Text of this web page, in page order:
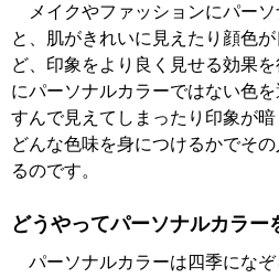
メイクやファッションにパーソ
と、肌がきれいに見えたり顔色
ど、印象をより良く見せる効果
にパーソナルカラーではない色
すんで見えてしまったり印象が暗
どんな色味を身につけるかでそ
るのです。
どうやってパーソナルカラー
パーソナルカラーは四季にな